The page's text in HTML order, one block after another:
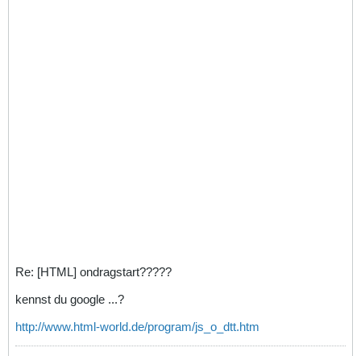
Re: [HTML] ondragstart?????
kennst du google ...?
http://www.html-world.de/program/js_o_dtt.htm